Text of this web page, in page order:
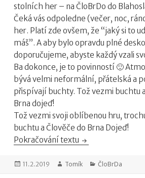
stolních her – na ČloBrDo do
Čeká vás odpoledne (večer, noc,
her. Platí zde ovšem, že “jaký si to
máš”. A aby bylo opravdu plné
doporučujeme, abyste každý vzali
Ba dokonce, je to povinností 🙂
bývá velmi neformální, přátelská a
přispívají buchty. Tož vezmi buchtu
Brna dojeď!
Tož vezmi svoji oblíbenou hru,
buchtu a Člověče do Brna Dojeď!
Pokračování textu ČloBrDo 2019
Publikováno:
11.2.2019 Autor:
Tomík Rubriky:
ČloBrDa